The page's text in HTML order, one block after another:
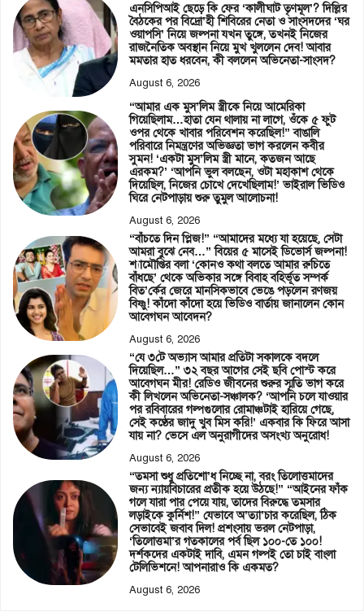
এনসিপিআই ছেড়ে কি ফের ‘কালীঘাট তৃণমূল’? দিল্লির
বৈঠকের পর বিদ্রো’হী শিবিরের নেতা ও সাংসদদের ‘ঘর
ওয়াপসি’ নিয়ে জল্পনা যখন তুঙ্গে, তখনই নিজের
রাজনৈতিক অবস্থান নিয়ে মুখ খুললেন দেব! আবার
মমতার হাত ধরবেন, কী বললেন অভিনেতা-সাংসদ?
August 6, 2026
“আমার এক মুস’লিম স্ত্রীকে নিয়ে আমেরিকা
গিয়েছিলাম…হাতা যেন থালায় না লাগে, ওঁকে ৫ ফুট
ওপর থেকে খাবার পরিবেশন করেছিল!” বাঙালি
পরিবারে নিমন্ত্রণের অভিজ্ঞতা ভাগ করলেন কবীর
সুমন! ‘একটা মুস’লিম স্ত্রী মানে, কতজন আছে
এরকম?’ ‘আপনি ভুল বলছেন, ওটা মহাকাশ থেকে
দিয়েছিল, নিজের চোখে দেখেছিলাম!’ ভাইরাল ভিডিও
ঘিরে নেটপাড়ায় শুরু তুমুল আলোচনা!
August 6, 2026
“বাঁচতে দিন প্লিজ!” “আমাদের মধ্যে যা হয়েছে, সেটা
আমরা বুঝে নেব…” বিয়ের ৫ মাসেই ডিভোর্স জল্পনা!
শ্যামৌপ্তির বলা ‘কোনও কথা বলতে আমার রুচিতে
বাঁধছে’ থেকে অভিকার সঙ্গে বিবাহ বহির্ভূত সম্পর্ক
বিত’র্কের জেরে মানসিকভাবে ভেঙে পড়লেন রণজয়
বিষ্ণু! কাঁদো কাঁদো হয়ে ভিডিও বার্তায় জানালেন কোন
আবেগঘন আবেদন?
August 6, 2026
“যে ৩টে অভ্যাস আমার প্রতিটা সকালকে বদলে
দিয়েছিল…” ৩২ বছর আগের সেই ছবি পোস্ট করে
আবেগঘন মীর! রেডিও জীবনের শুরুর স্মৃতি ভাগ করে
কী লিখলেন অভিনেতা-সঞ্চালক? ‘আপনি চলে যাওয়ার
পর রবিবারের গল্পগুলোর রোমাঞ্চটাই হারিয়ে গেছে,
সেই কণ্ঠের জাদু খুব মিস করি!’ একবার কি ফিরে আসা
যায় না? ভেসে এল অনুরাগীদের অসংখ্য অনুরোধ!
August 6, 2026
“তমসা শুধু প্রতিশো’ধ নিচ্ছে না, বরং তিলোত্তমাদের
জন্য ন্যায়বিচারের প্রতীক হয়ে উঠছে!” “আইনের ফাঁক
গলে যারা পার পেয়ে যায়, তাদের বিরুদ্ধে তমসার
লড়াইকে কুর্নিশ!” যেভাবে অ’ত্যা’চার করেছিল, ঠিক
সেভাবেই জবাব দিল! প্রশংসায় ভরল নেটপাড়া,
‘তিলোত্তমা’র গতকালের পর্ব ছিল ১০০-তে ১০০!
দর্শকদের একটাই দাবি, এমন গল্পই তো চাই বাংলা
টেলিভিশনে! আপনারাও কি একমত?
August 6, 2026